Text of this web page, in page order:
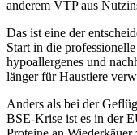
anderem VTP aus
Das ist eine der
Start in die
hypoallergenes und
länger für Haustiere
Anders als bei der
BSE-Krise ist es in der